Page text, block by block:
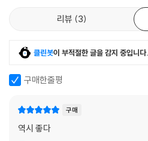
리뷰 3
클린봇이 부적절한 글을 감지 중입니다.
구매한줄평
구매
역시 좋다